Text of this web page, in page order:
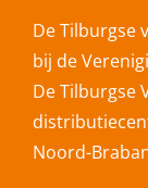
De Tilburgse
bij de
De Tilburgse
Noord-